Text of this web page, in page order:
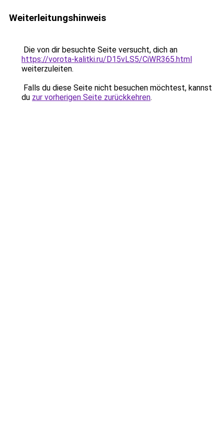
Weiterleitungshinweis
Die von dir besuchte Seite versucht, dich an
https://vorota-kalitki.ru/D15vLS5/CiWR365.html
weiterzuleiten.
Falls du diese Seite nicht besuchen möchtest, kannst
du zur vorherigen Seite zurückkehren.